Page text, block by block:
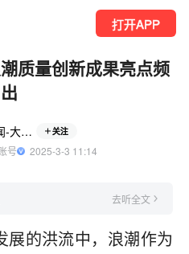
打开APP
质量创新成果亮点频
出
大众新闻-大众日报 关注
号
  2025-3-3 11:14
去听全文
展的洪流中，浪潮作为